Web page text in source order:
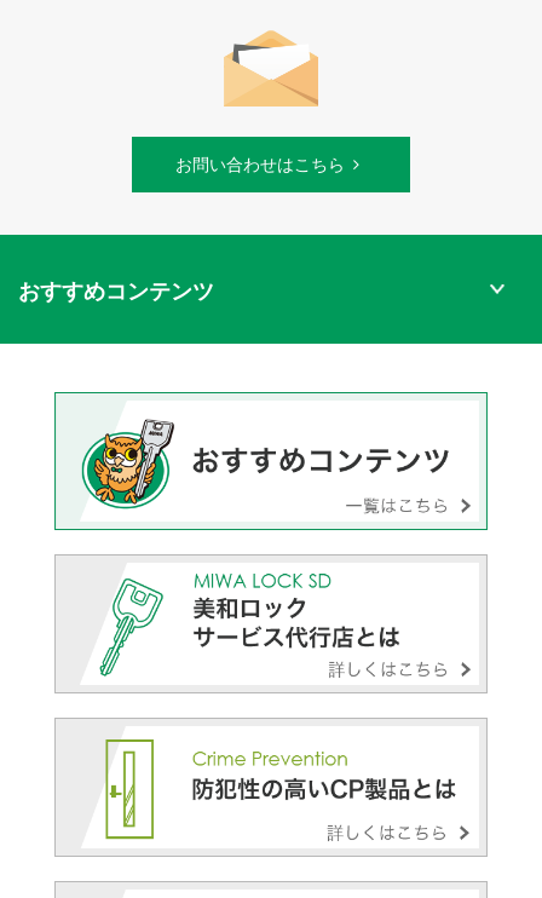
お問い合わせはこちら
おすすめコンテンツ